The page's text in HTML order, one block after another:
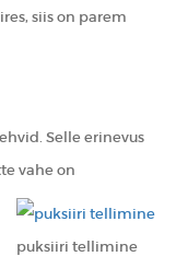
siis on parem
Selle erinevus
vahe on
puksiiri tellimine